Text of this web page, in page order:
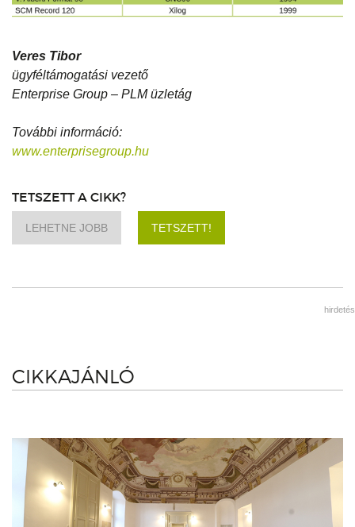
Veres Tibor
ügyféltámogatási vezető
Enterprise Group – PLM üzletág
További információ:
www.enterprisegroup.hu
TETSZETT A CIKK?
LEHETNE JOBB TETSZETT!
hirdetés
CIKKAJÁNLÓ